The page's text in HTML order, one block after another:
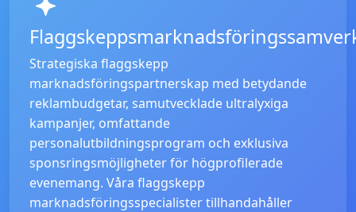
Strategiska flaggskepp
marknadsföringspartnerskap med betydande
reklambudgetar, samutvecklade ultralyxiga
kampanjer, omfattande
personalutbildningsprogram och exklusiva
sponsringsmöjligheter för högprofilerade
evenemang. Våra flaggskepp
marknadsföringsspecialister tillhandahåller